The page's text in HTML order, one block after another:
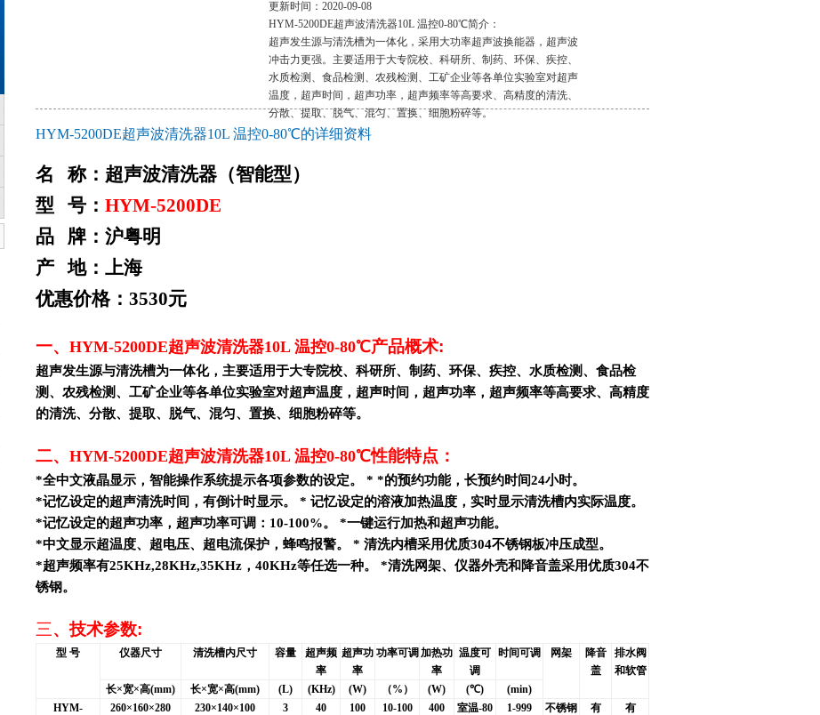
更新时间：2020-09-08
HYM-5200DE超声波清洗器10L 温控0-80℃简介：
超声发生源与清洗槽为一体化，采用大功率超声波换能器，超声波
冲击力更强。主要适用于大专院校、科研所、制药、环保、疾控、
水质检测、食品检测、农残检测、工矿企业等各单位实验室对超声
温度，超声时间，超声功率，超声频率等高要求、高精度的清洗、
分散、提取、脱气、混匀、置换、细胞粉碎等。
HYM-5200DE超声波清洗器10L 温控0-80℃的详细资料
名 称：超声波清洗器（智能型）
型 号： HYM-5200DE
品 牌：沪粤明
产 地：上海
优惠价格：3530元
一、 HYM-5200DE超声波清洗器10L 温控0-80℃产品概术:
超声发生源与清洗槽为一体化，主要适用于大专院校、科研所、制药、环保、疾控、水质检测、食品检
测、农残检测、工矿企业等各单位实验室对超声温度，超声时间，超声功率，超声频率等高要求、高精度
的清洗、分散、提取、脱气、混匀、置换、细胞粉碎等。
二、 HYM-5200DE超声波清洗器10L 温控0-80℃性能特点：
*全中文液晶显示，智能操作系统提示各项参数的设定。 * *的预约功能，长预约时间24小时。
*记忆设定的超声清洗时间，有倒计时显示。 * 记忆设定的溶液加热温度，实时显示清洗槽内实际温度。
*记忆设定的超声功率，超声功率可调：10-100%。 *一键运行加热和超声功能。
*中文显示超温度、超电压、超电流保护，蜂鸣报警。 * 清洗内槽采用优质304不锈钢板冲压成型。
*超声频率有25KHz,28KHz,35KHz，40KHz等任选一种。 *清洗网架、仪器外壳和降音盖采用优质304不
锈钢。
三、技术参数:
型 号 仪器尺寸 清洗槽内尺寸 容量
超声频
率
超声功
率
功率可调 加热功
率
温度可
调
时间可调 网架
降音
盖
排水阀
和软管
长×宽×高(mm)
长×宽×高(mm) (L) (KHz) (W) （%） (W) (℃)
(min)
HYM-
260×160×280 230×140×100 3 40 100 10-100 400 室温-80 1-999 不锈钢 有 有